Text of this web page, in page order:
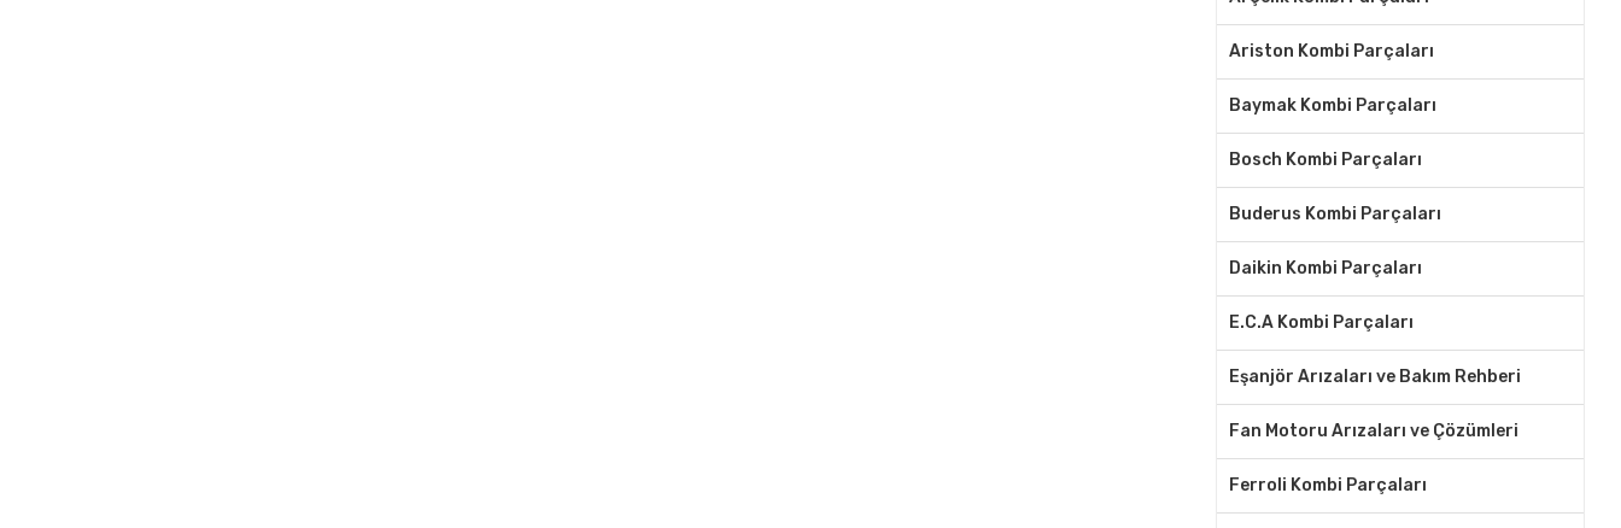
Ariston Kombi Parçaları
Baymak Kombi Parçaları
Bosch Kombi Parçaları
Buderus Kombi Parçaları
Daikin Kombi Parçaları
E.C.A Kombi Parçaları
Eşanjör Arızaları ve Bakım Rehberi
Fan Motoru Arızaları ve Çözümleri
Ferroli Kombi Parçaları